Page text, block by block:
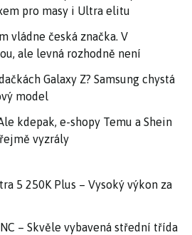
pro masy i Ultra elitu
vládne česká značka. V
ale levná rozhodně není
Galaxy Z? Samsung chystá
model
kdepak, e-shopy Temu a Shein
vyzrály
5 250K Plus – Vysoký výkon za
– Skvěle vybavená střední třída